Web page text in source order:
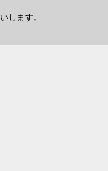
します。